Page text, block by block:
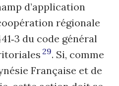
d’application
régionale
du code général
29. Si, comme
Française et de